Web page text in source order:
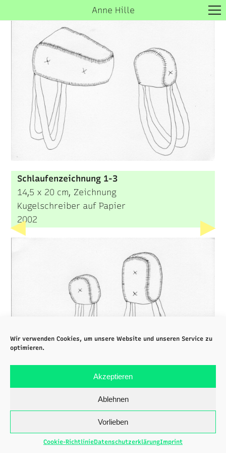
Wir verwenden Cookies, um unsere Website und unseren Service zu
optimieren.
Akzeptieren
Ablehnen
Vorlieben
Cookie-RichtlinieDatenschutzerklärungImprint
3 D
public space
About
Contact
Anne Hille
▶ ▶
Schlaufenzeichnung 1-3
14,5 x 20 cm, Zeichnung
Kugelschreiber auf Papier
2002